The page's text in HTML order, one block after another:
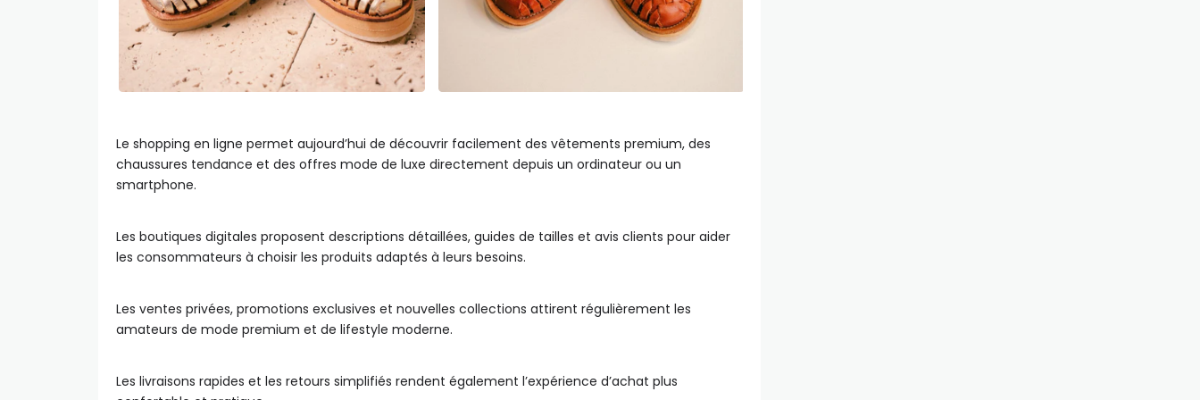
Le shopping en ligne permet aujourd’hui de découvrir facilement des vêtements premium, des
chaussures tendance et des offres mode de luxe directement depuis un ordinateur ou un
smartphone.
Les boutiques digitales proposent descriptions détaillées, guides de tailles et avis clients pour aider
les consommateurs à choisir les produits adaptés à leurs besoins.
Les ventes privées, promotions exclusives et nouvelles collections attirent régulièrement les
amateurs de mode premium et de lifestyle moderne.
Les livraisons rapides et les retours simplifiés rendent également l’expérience d’achat plus